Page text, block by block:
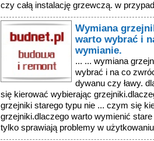
czy całą instalację grzewczą. w
Wymiana
warto wybrać i
wymianie.
... ... wymiana
wybrać i na co
dywanu czy ławy.
się kierować wybierając
grzejniki starego typu nie ... czym się
grzejniki.dlaczego warto wymienić
tylko sprawiają problemy w